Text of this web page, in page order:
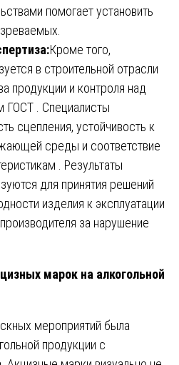
помогает установить
Кроме того,
в строительной отрасли
продукции и контроля над
. Специалисты
сцепления, устойчивость к
среды и соответствие
. Результаты
для принятия решений
изделия к эксплуатации
за нарушение
марок на алкогольной
мероприятий была
продукции с